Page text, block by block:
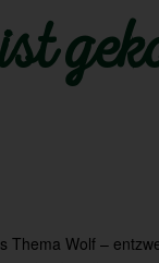
Wolf –